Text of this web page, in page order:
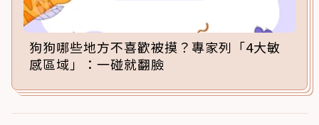
狗狗哪些地方不喜歡被摸？專家列「4大敏
感區域」：一碰就翻臉